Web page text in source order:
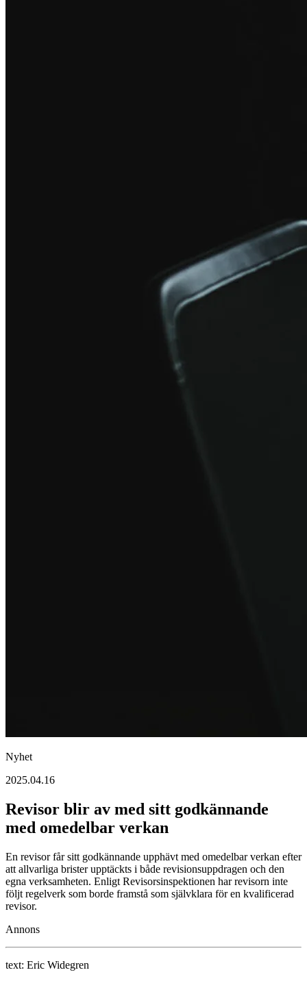
Nyhet
2025.04.16
Revisor blir av med sitt godkännande
med omedelbar verkan
En revisor får sitt godkännande upphävt med omedelbar verkan efter
att allvarliga brister upptäckts i både revisionsuppdragen och den
egna verksamheten. Enligt Revisorsinspektionen har revisorn inte
följt regelverk som borde framstå som självklara för en kvalificerad
revisor.
Annons
text: Eric Widegren